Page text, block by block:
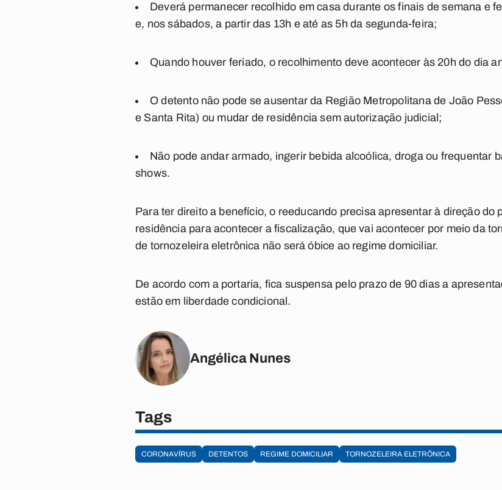
Deverá permanecer recolhido em casa durante os finais de semana e
e, nos sábados, a partir das 13h e até as 5h da segunda-feira;
Quando houver feriado, o recolhimento deve acontecer às 20h do dia
O detento não pode se ausentar da Região Metropolitana de João
e Santa Rita) ou mudar de residência sem autorização judicial;
Não pode andar armado, ingerir bebida alcoólica, droga ou frequentar
shows.
Para ter direito a benefício, o reeducando precisa apresentar à direção do
residência para acontecer a fiscalização, que vai acontecer por meio da
de tornozeleira eletrônica não será óbice ao regime domiciliar.
De acordo com a portaria, fica suspensa pelo prazo de 90 dias a
estão em liberdade condicional.
Angélica Nunes
Tags
CORONAVÍRUS DETENTOS REGIME DOMICILIAR TORNOZELEIRA ELETRÔNICA